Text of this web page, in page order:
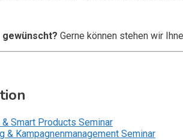
Gerne können stehen wir
Smart Products Seminar
& Kampagnenmanagement Seminar